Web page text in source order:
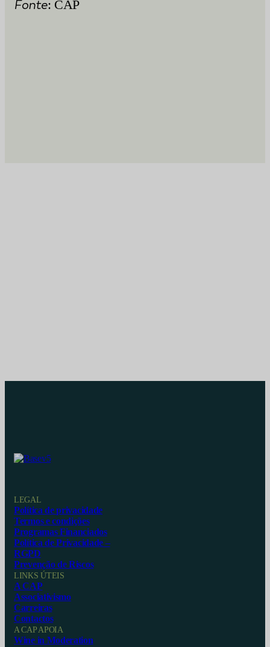
Fonte: CAP
LEGAL
Política de privacidade
Termos e condições
Programas Financiados
Política de Privacidade –
RGPD
Prevenção de Riscos
LINKS ÚTEIS
A CAP
Associativismo
Carreiras
Contactos
A CAP APOIA
Wine in Moderation